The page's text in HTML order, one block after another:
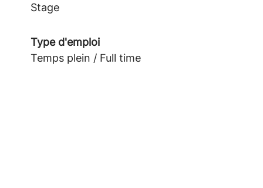
Stage
Type d'emploi
Temps plein / Full time